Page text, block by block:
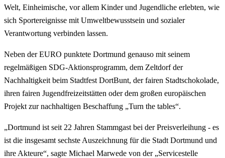
Welt, Einheimische, vor allem Kinder und Jugendliche erlebten, wie
sich Sportereignisse mit Umweltbewusstsein und sozialer
Verantwortung verbinden lassen.
Neben der EURO punktete Dortmund genauso mit seinem
regelmäßigen SDG-Aktionsprogramm, dem Zeltdorf der
Nachhaltigkeit beim Stadtfest DortBunt, der fairen Stadtschokolade,
ihren fairen Jugendfreizeitstätten oder dem großen europäischen
Projekt zur nachhaltigen Beschaffung „Turn the tables“.
„Dortmund ist seit 22 Jahren Stammgast bei der Preisverleihung - es
ist die insgesamt sechste Auszeichnung für die Stadt Dortmund und
ihre Akteure“, sagte Michael Marwede von der „Servicestelle